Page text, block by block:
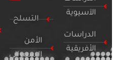
الآسيوية
الدراسات
الأفريقية
التسلح
الأمن
السيبراني